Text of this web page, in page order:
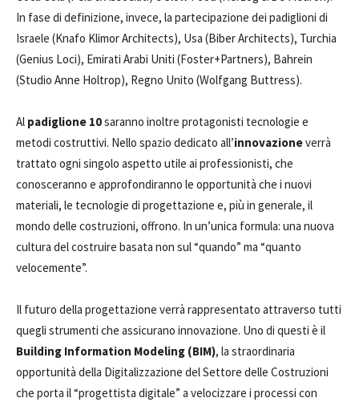
In fase di definizione, invece, la partecipazione dei padiglioni di
Israele (Knafo Klimor Architects), Usa (Biber Architects), Turchia
(Genius Loci), Emirati Arabi Uniti (Foster+Partners), Bahrein
(Studio Anne Holtrop), Regno Unito (Wolfgang Buttress).
Al padiglione 10saranno inoltre protagonisti tecnologie e
metodi costruttivi. Nello spazio dedicato all’innovazioneverrà
trattato ogni singolo aspetto utile ai professionisti, che
conosceranno e approfondiranno le opportunità che i nuovi
materiali, le tecnologie di progettazione e, più in generale, il
mondo delle costruzioni, offrono. In un’unica formula: una nuova
cultura del costruire basata non sul “quando” ma “quanto
velocemente”.
Il futuro della progettazione verrà rappresentato attraverso tutti
quegli strumenti che assicurano innovazione. Uno di questi è il
Building Information Modeling (BIM), la straordinaria
opportunità della Digitalizzazione del Settore delle Costruzioni
che porta il “progettista digitale” a velocizzare i processi con